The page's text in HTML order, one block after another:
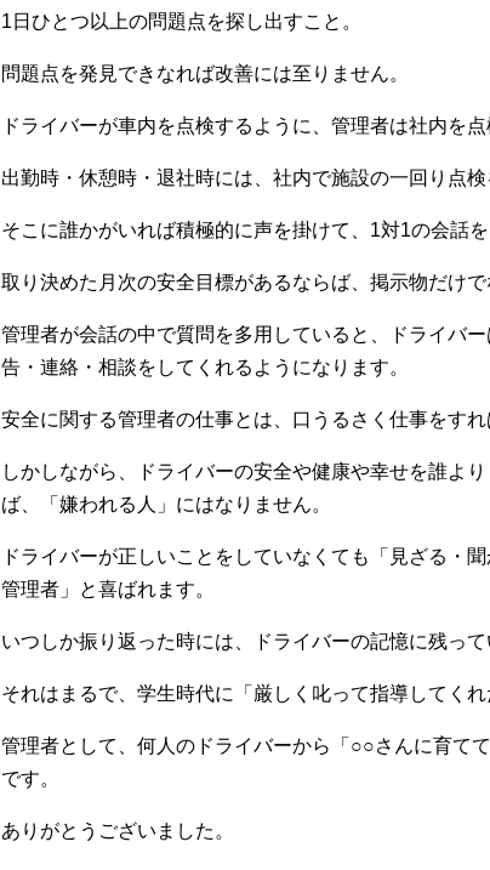
1日ひとつ以上の問題点を探し出すこと。
問題点を発見できなれば改善には至りません。
ドライバーが車内を点検するように、管理者は社内を点
出勤時・休憩時・退社時には、社内で施設の一回り点検
そこに誰かがいれば積極的に声を掛けて、1対1の会話を
取り決めた月次の安全目標があるならば、掲示物だけ
管理者が会話の中で質問を多用していると、ドライバ
告・連絡・相談をしてくれるようになります。
安全に関する管理者の仕事とは、口うるさく仕事をす
しかしながら、ドライバーの安全や健康や幸せを誰よ
ば、「嫌われる人」にはなりません。
ドライバーが正しいことをしていなくても「見ざる・
管理者」と喜ばれます。
いつしか振り返った時には、ドライバーの記憶に残っ
それはまるで、学生時代に「厳しく叱って指導してく
管理者として、何人のドライバーから「○○さんに育て
です。
ありがとうございました。